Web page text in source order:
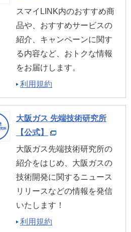
スマイLINK内のおすすめ商
品や、おすすめサービスの
紹介、キャンペーンに関す
る内容など、おトクな情報
をお届けします。
利用規約
大阪ガス 先端技術研究所
【公式】
大阪ガス先端技術研究所の
紹介をはじめ、大阪ガスの
技術開発に関するニュース
リリースなどの情報を発信
いたします！
利用規約